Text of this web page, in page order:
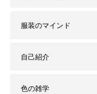
服装のマインド
自己紹介
色の雑学